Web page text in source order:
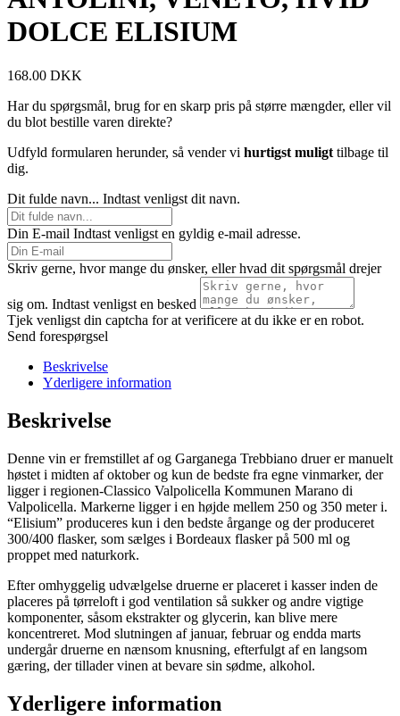
DOLCE ELISIUM
168.00 DKK
Har du spørgsmål, brug for en skarp pris på større mængder, eller vil
du blot bestille varen direkte?
Udfyld formularen herunder, så vender vi hurtigst muligt tilbage til
dig.
Dit fulde navn... Indtast venligst dit navn.
Din E-mail Indtast venligst en gyldig e-mail adresse.
Skriv gerne, hvor mange du ønsker, eller hvad dit spørgsmål drejer
sig om. Indtast venligst en besked
Tjek venligst din captcha for at verificere at du ikke er en robot.
Send forespørgsel
Beskrivelse
Yderligere information
Beskrivelse
Denne vin er fremstillet af og Garganega Trebbiano druer er manuelt
høstet i midten af oktober og kun de bedste fra egne vinmarker, der
ligger i regionen-Classico Valpolicella Kommunen Marano di
Valpolicella. Markerne ligger i en højde mellem 250 og 350 meter i.
“Elisium” produceres kun i den bedste årgange og der produceret
300/400 flasker, som sælges i Bordeaux flasker på 500 ml og
proppet med naturkork.
Efter omhyggelig udvælgelse druerne er placeret i kasser inden de
placeres på tørreloft i god ventilation så sukker og andre vigtige
komponenter, såsom ekstrakter og glycerin, kan blive mere
koncentreret. Mod slutningen af januar, februar og endda marts
undergår druerne en nænsom knusning, efterfulgt af en langsom
gæring, der tillader vinen at bevare sin sødme, alkohol.
Yderligere information